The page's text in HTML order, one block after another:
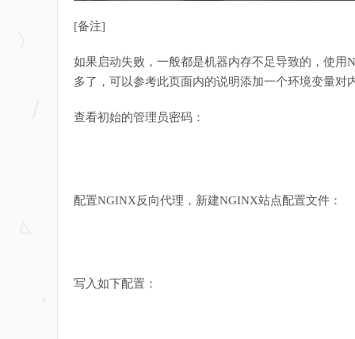
[备注]
如果启动失败，一般都是机器内存不足导致的，使用
多了，可以参考此页面内的说明添加一个环境变量对
查看初始的管理员密码：
配置NGINX反向代理，新建NGINX站点配置文件：
写入如下配置：